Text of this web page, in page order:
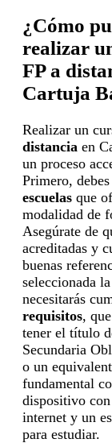
¿Cómo
realizar
FP a
Cartuja
Realizar un
distancia en
un proceso
Primero,
escuelas que
modalidad de
Asegúrate de
acreditadas y
buenas
seleccionada
necesitarás
requisitos,
tener el título
Secundaria
o un
fundamental
dispositivo con
internet y un
para estudiar.